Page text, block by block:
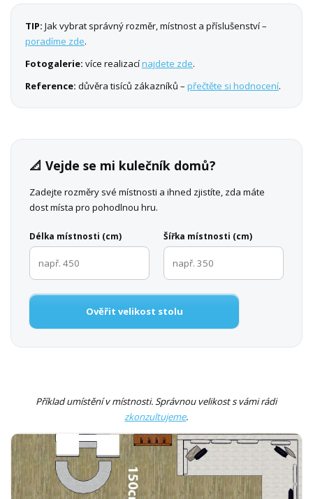
TIP: Jak vybrat správný rozměr, místnost a příslušenství –
poradíme zde.
Fotogalerie: více realizacínajdete zde.
Reference: důvěra tisíců zákazníků – přečtěte si hodnocení.
📐 Vejde se mi kulečník domů?
Zadejte rozměry své místnosti a ihned zjistíte, zda máte
dost místa pro pohodlnou hru.
Délka místnosti (cm) Šířka místnosti (cm)
Ověřit velikost stolu
Příklad umístění v místnosti. Správnou velikost s vámi rádi
zkonzultujeme.